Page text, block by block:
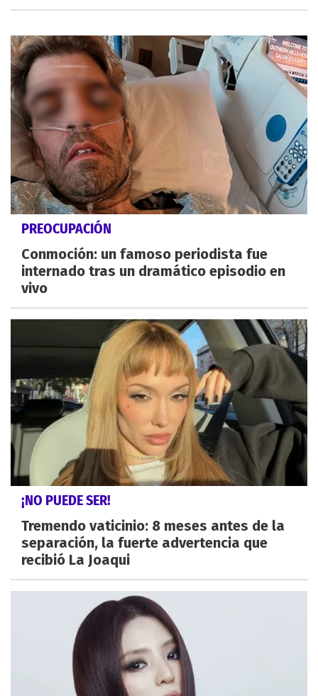
PREOCUPACIÓN
Conmoción: un famoso periodista fue
internado tras un dramático episodio en
vivo
¡NO PUEDE SER!
Tremendo vaticinio: 8 meses antes de la
separación, la fuerte advertencia que
recibió La Joaqui